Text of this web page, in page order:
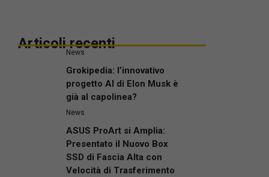
Articoli recenti
News
Grokipedia: l’innovativo
progetto AI di Elon Musk è
già al capolinea?
News
ASUS ProArt si Amplia:
Presentato il Nuovo Box
SSD di Fascia Alta con
Velocità di Trasferimento